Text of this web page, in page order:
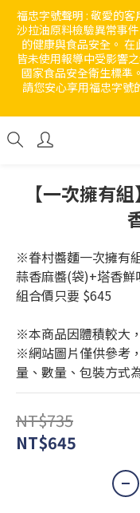
福忠字號聲明 : 敬愛的客
沙拉油原料檢驗異常事
的健康與食品安全。
皆未使用報導中受影響
國家食品安全衛生標準
請您安心享用福忠字號
【一次擁有
※眷村醬麵一次擁有
蒜香麻醬(袋)+塔香
組合價只要 $645
※本商品因體積較大
※網站圖片僅供參考
量、數量、包裝方式
NT$735
NT$645